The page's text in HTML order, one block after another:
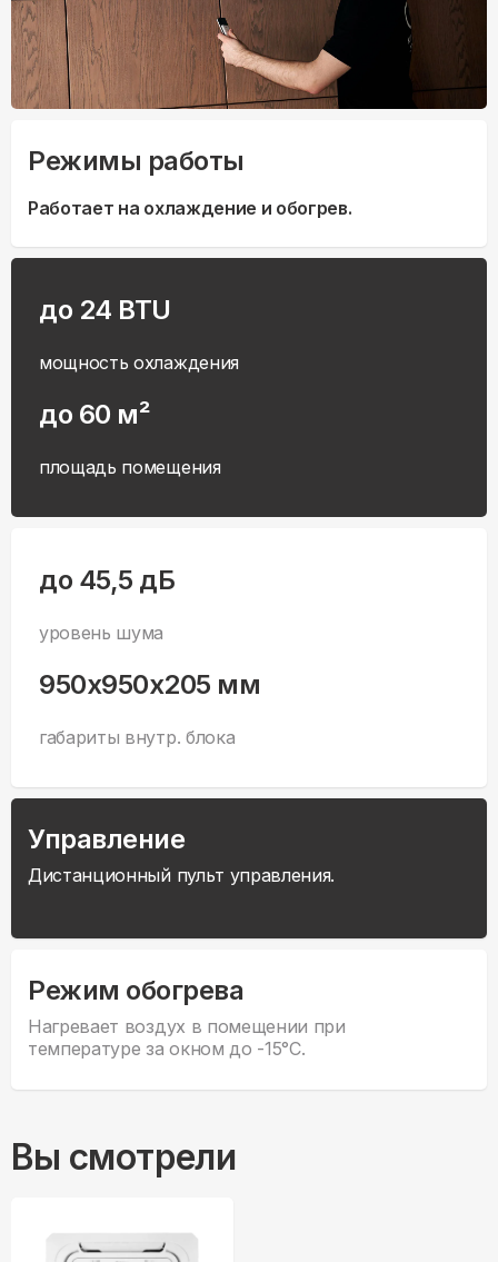
Режимы работы
Работает на охлаждение и обогрев.
до 24 BTU
мощность охлаждения
до 60 м²
площадь помещения
до 45,5 дБ
уровень шума
950x950x205 мм
габариты внутр. блока
Управление
Дистанционный пульт управления.
Режим обогрева
Нагревает воздух в помещении при
температуре за окном до -15°С.
Вы смотрели